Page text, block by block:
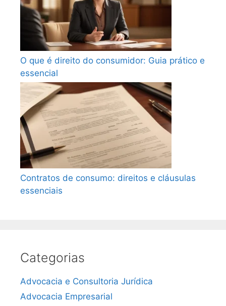
O que é direito do consumidor: Guia prático e
essencial
Contratos de consumo: direitos e cláusulas
essenciais
Categorias
Advocacia e Consultoria Jurídica
Advocacia Empresarial